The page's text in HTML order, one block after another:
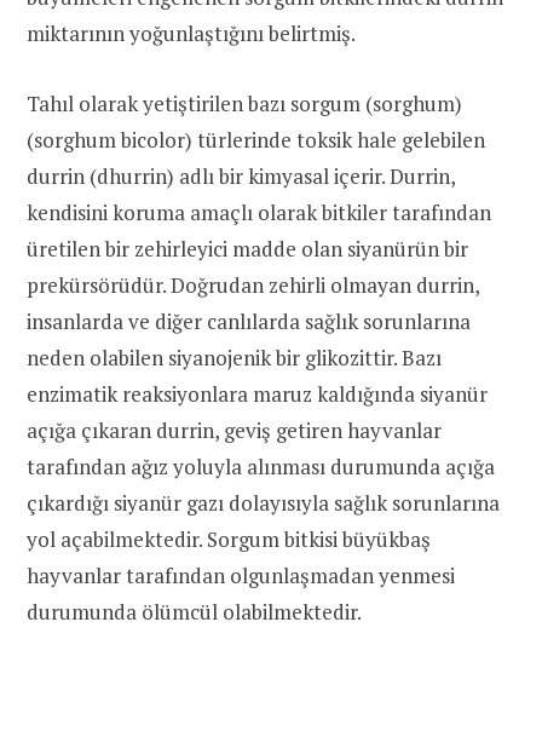
miktarının yoğunlaştığını belirtmiş.
Tahıl olarak yetiştirilen bazı sorgum (sorghum)
(sorghum bicolor) türlerinde toksik hale gelebilen
durrin (dhurrin) adlı bir kimyasal içerir. Durrin,
kendisini koruma amaçlı olarak bitkiler tarafından
üretilen bir zehirleyici madde olan siyanürün bir
prekürsörüdür. Doğrudan zehirli olmayan durrin,
insanlarda ve diğer canlılarda sağlık sorunlarına
neden olabilen siyanojenik bir glikozittir. Bazı
enzimatik reaksiyonlara maruz kaldığında siyanür
açığa çıkaran durrin, geviş getiren hayvanlar
tarafından ağız yoluyla alınması durumunda açığa
çıkardığı siyanür gazı dolayısıyla sağlık sorunlarına
yol açabilmektedir. Sorgum bitkisi büyükbaş
hayvanlar tarafından olgunlaşmadan yenmesi
durumunda ölümcül olabilmektedir.